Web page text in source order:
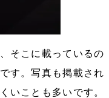
そこに載っているの
す。写真も掲載され
いことも多いです。